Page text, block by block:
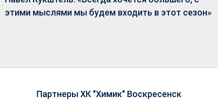
этими мыслями мы будем входить в этот сезон»
Партнеры ХК "Химик" Воскресенск